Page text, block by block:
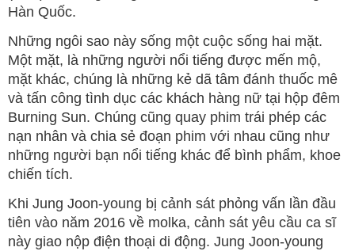
Hàn Quốc.
Những ngôi sao này sống một cuộc sống hai mặt.
Một mặt, là những người nổi tiếng được mến mộ,
mặt khác, chúng là những kẻ dã tâm đánh thuốc mê
và tấn công tình dục các khách hàng nữ tại hộp đêm
Burning Sun. Chúng cũng quay phim trái phép các
nạn nhân và chia sẻ đoạn phim với nhau cũng như
những người bạn nổi tiếng khác để bình phẩm, khoe
chiến tích.
Khi Jung Joon-young bị cảnh sát phỏng vấn lần đầu
tiên vào năm 2016 về molka, cảnh sát yêu cầu ca sĩ
này giao nộp điện thoại di động. Jung Joon-young